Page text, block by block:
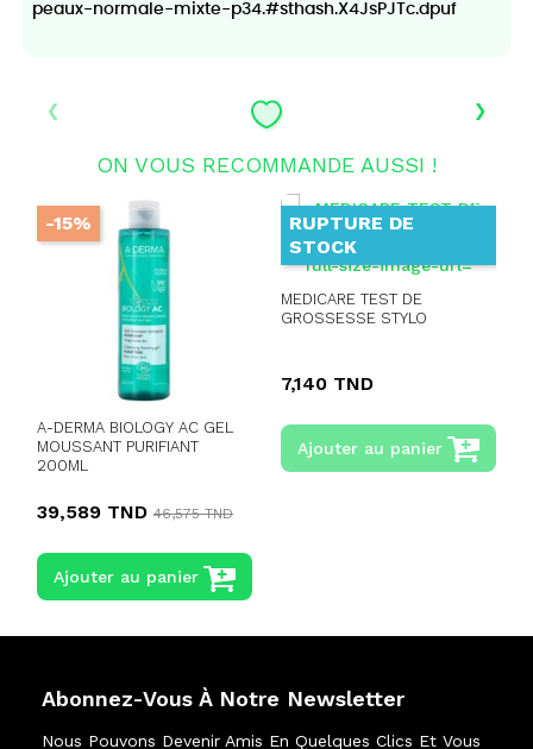
peaux-normale-mixte-p34.#sthash.X4JsPJTc.dpuf
ON VOUS RECOMMANDE AUSSI !
-15%
A-DERMA BIOLOGY AC GEL
MOUSSANT PURIFIANT
200ML
39,589 TND 46,575 TND
Ajouter au panier
RUPTURE DE
STOCK
MEDICARE TEST DE
GROSSESSE STYLO
7,140 TND
Ajouter au panier
‹ ›
Abonnez-Vous À Notre Newsletter
Nous Pouvons Devenir Amis En Quelques Clics Et Vous